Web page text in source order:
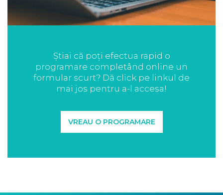
Știai că poți efectua rapid o
programare completând online un
formular scurt? Dă click pe linkul de
mai jos pentru a-l accesa!
VREAU O PROGRAMARE